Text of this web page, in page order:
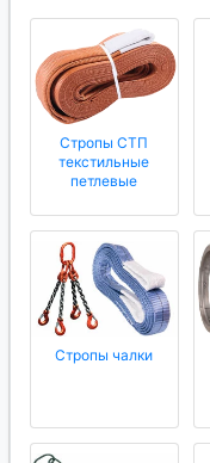
Стропы СТП
текстильные
петлевые
Стропы чалки